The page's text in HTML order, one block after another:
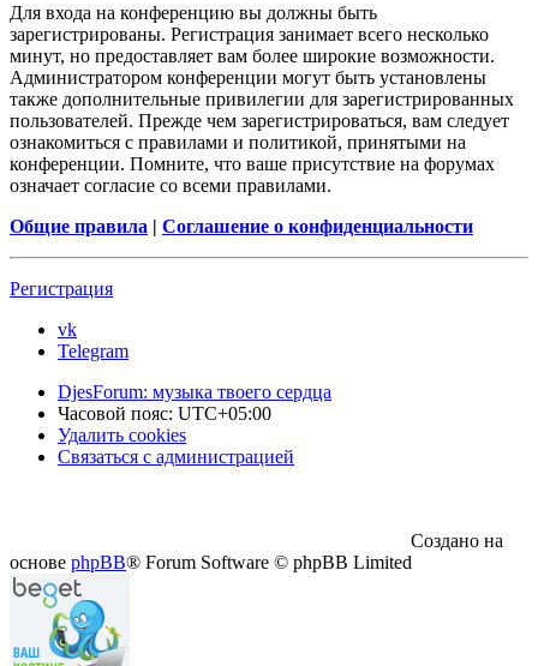
Для входа на конференцию вы должны быть
зарегистрированы. Регистрация занимает всего несколько
минут, но предоставляет вам более широкие возможности.
Администратором конференции могут быть установлены
также дополнительные привилегии для зарегистрированных
пользователей. Прежде чем зарегистрироваться, вам следует
ознакомиться с правилами и политикой, принятыми на
конференции. Помните, что ваше присутствие на форумах
означает согласие со всеми правилами.
Общие правила | Соглашение о конфиденциальности
Регистрация
vk
Telegram
DjesForum: музыка твоего сердца
Часовой пояс: UTC+05:00
Удалить cookies
Связаться с администрацией
Создано на
основе phpBB® Forum Software © phpBB Limited